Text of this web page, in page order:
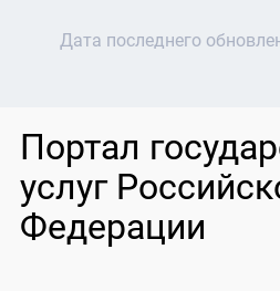
Дата последнего
Портал
услуг
Федерации